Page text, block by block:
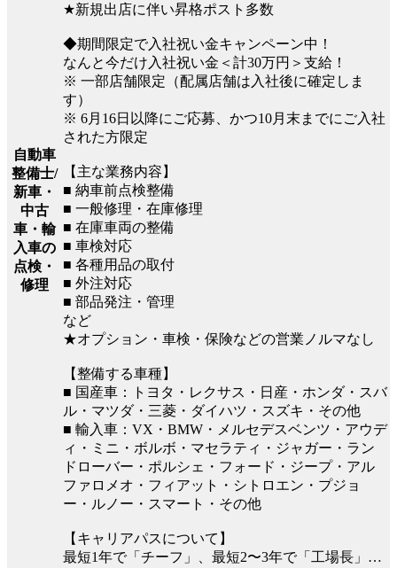
自動車
整備士/
新車・
中古
車・輸
入車の
点検・
修理
★新規出店に伴い昇格ポスト多数
◆期間限定で入社祝い金キャンペーン中！
なんと今だけ入社祝い金＜計30万円＞支給！
※ 一部店舗限定（配属店舗は入社後に確定しま
す）
※ 6月16日以降にご応募、かつ10月末までにご入社
された方限定
【主な業務内容】
■ 納車前点検整備
■ 一般修理・在庫修理
■ 在庫車両の整備
■ 車検対応
■ 各種用品の取付
■ 外注対応
■ 部品発注・管理
など
★オプション・車検・保険などの営業ノルマなし
【整備する車種】
■ 国産車：トヨタ・レクサス・日産・ホンダ・スバ
ル・マツダ・三菱・ダイハツ・スズキ・その他
■ 輸入車：VX・BMW・メルセデスベンツ・アウデ
ィ・ミニ・ボルボ・マセラティ・ジャガー・ラン
ドローバー・ポルシェ・フォード・ジープ・アル
ファロメオ・フィアット・シトロエン・プジョ
ー・ルノー・スマート・その他
【キャリアパスについて】
最短1年で「チーフ」、最短2〜3年で「工場長」…